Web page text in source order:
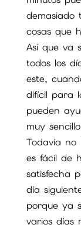
demasiado
cosas que
Así que va
todos los
este,
difícil para
pueden
muy
Todavía
es fácil de
satisfecha
día
porque ya
varios días